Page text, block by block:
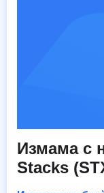
Измама с
Stacks